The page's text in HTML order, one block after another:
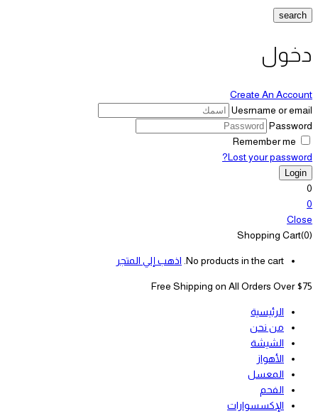
search
دخول
Create An Account
Uesrname or email
Password
Remember me
Lost your password?
0
0
Close
Shopping Cart(0)
No products in the cart. اذهب إلي المتجر
Free Shipping on All Orders Over $75
الرئيسية
من نحن
الشيشة
الأهواز
المعسل
الفحم
الإكسسوارات